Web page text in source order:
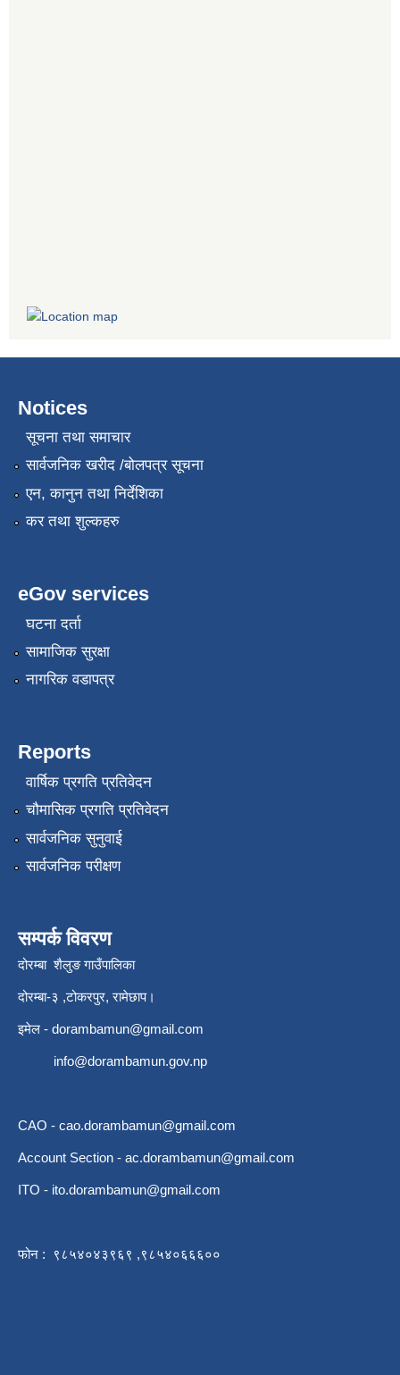
Notices
सूचना तथा समाचार
सार्वजनिक खरीद /बोलपत्र सूचना
एन, कानुन तथा निर्देशिका
कर तथा शुल्कहरु
eGov services
घटना दर्ता
सामाजिक सुरक्षा
नागरिक वडापत्र
Reports
वार्षिक प्रगति प्रतिवेदन
चौमासिक प्रगति प्रतिवेदन
सार्वजनिक सुनुवाई
सार्वजनिक परीक्षण
सम्पर्क विवरण
दोरम्बा शैलुङ गाउँपालिका
दोरम्बा-३ ,टोकरपुर, रामेछाप।
इमेल - dorambamun@gmail.com
info@dorambamun.gov.np
CAO - cao.dorambamun@gmail.com
Account Section - ac.dorambamun@gmail.com
ITO - ito.dorambamun@gmail.com
फोन : ९८५४०४३९६९ ,९८५४०६६६००